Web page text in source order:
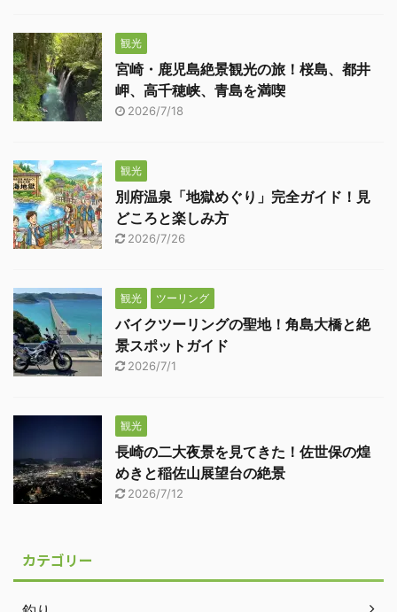
観光
宮崎・鹿児島絶景観光の旅！桜島、都井
岬、高千穂峡、青島を満喫
2026/7/18
観光
別府温泉「地獄めぐり」完全ガイド！見
どころと楽しみ方
2026/7/26
観光 ツーリング
バイクツーリングの聖地！角島大橋と絶
景スポットガイド
2026/7/1
観光
長崎の二大夜景を見てきた！佐世保の煌
めきと稲佐山展望台の絶景
2026/7/12
カテゴリー